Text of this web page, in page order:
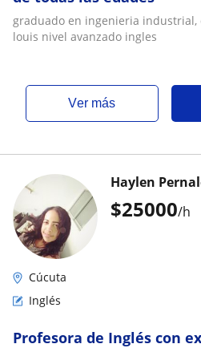
graduado en ingenieria industrial,
louis nivel avanzado ingles
ver más
$25000/h
Haylen
Cúcuta
Inglés
Profesora de Inglés con